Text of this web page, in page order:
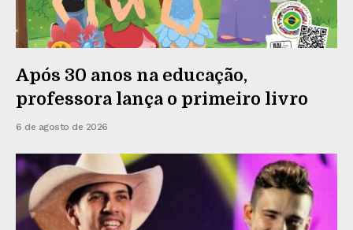
Após 30 anos na educação,
professora lança o primeiro livro
6 de agosto de 2026